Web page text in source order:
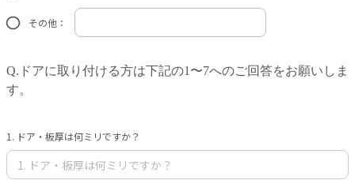
その他：
Q.ドアに取り付ける方は下記の1〜7へのご回答をお願いしま
す。
1. ドア・板厚は何ミリですか？